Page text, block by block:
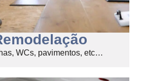
WCs, pavimentos, etc…